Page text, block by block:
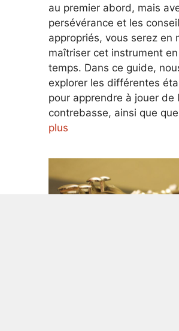
au premier abord, mais
persévérance et les
appropriés, vous serez en
maîtriser cet instrument
temps. Dans ce guide,
explorer les différentes
pour apprendre à jouer de
contrebasse, ainsi que
plus